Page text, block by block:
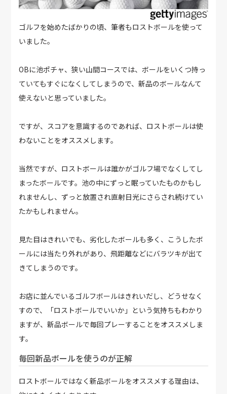
ゴルフを始めたばかりの頃、筆者もロストボールを使って
いました。
OBに池ポチャ、狭い山間コースでは、ボールをいくつ持っ
ていてもすぐになくしてしまうので、新品のボールなんて
使えないと思っていました。
ですが、スコアを意識するのであれば、ロストボールは使
わないことをオススメします。
当然ですが、ロストボールは誰かがゴルフ場でなくしてし
まったボールです。池の中にずっと眠っていたものかもし
れませんし、ずっと放置され直射日光にさらされ続けてい
たかもしれません。
見た目はきれいでも、劣化したボールも多く、こうしたボ
ールには当たり外れがあり、飛距離などにバラツキが出て
きてしまうのです。
お店に並んでいるゴルフボールはきれいだし、どうせなく
すので、「ロストボールでいいか」という気持ちもわかり
ますが、新品ボールで毎回プレーすることをオススメしま
す。
毎回新品ボールを使うのが正解
ロストボールではなく新品ボールをオススメする理由は、